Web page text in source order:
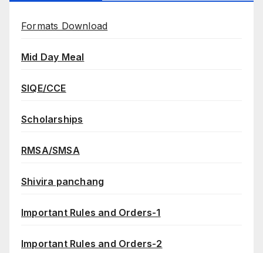
Formats Download
Mid Day Meal
SIQE/CCE
Scholarships
RMSA/SMSA
Shivira panchang
Important Rules and Orders-1
Important Rules and Orders-2